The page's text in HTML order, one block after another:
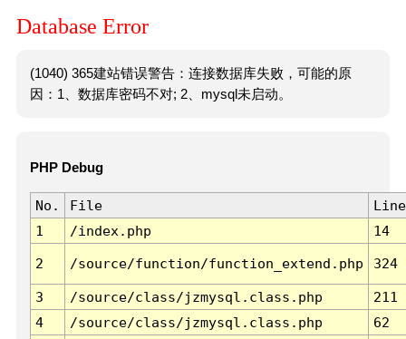
Database Error
(1040) 365建站错误警告：连接数据库失败，可能的原
因：1、数据库密码不对; 2、mysql未启动。
PHP Debug
No. File
Line
1
/index.php 14
2 /source/function/function_extend.php 324
3 /source/class/jzmysql.class.php
211
4
/source/class/jzmysql.class.php
62